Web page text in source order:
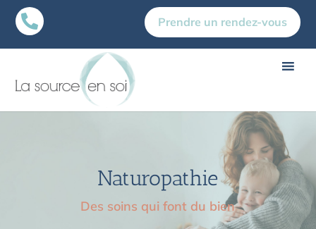
 Prendre un rendez-vous
Naturopathie
Des soins qui font du bien